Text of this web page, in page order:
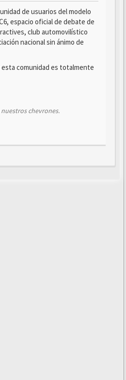
de usuarios del modelo
espacio oficial de debate de
club automovilístico
nacional sin ánimo de
esta comunidad es totalmente
chevrones.